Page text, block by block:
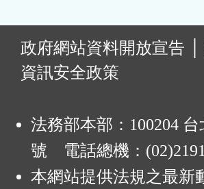
政府網站資料開放宣告
資訊安全政策
法務部本部：100204
號 電話總機：
本網站提供法規之最新